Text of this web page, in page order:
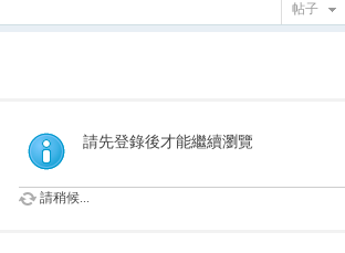
帖子
請先登錄後才能繼續瀏覽
請稍候...